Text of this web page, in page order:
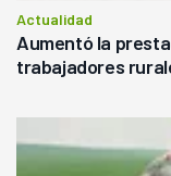
Actualidad
Aumentó la
trabajadores